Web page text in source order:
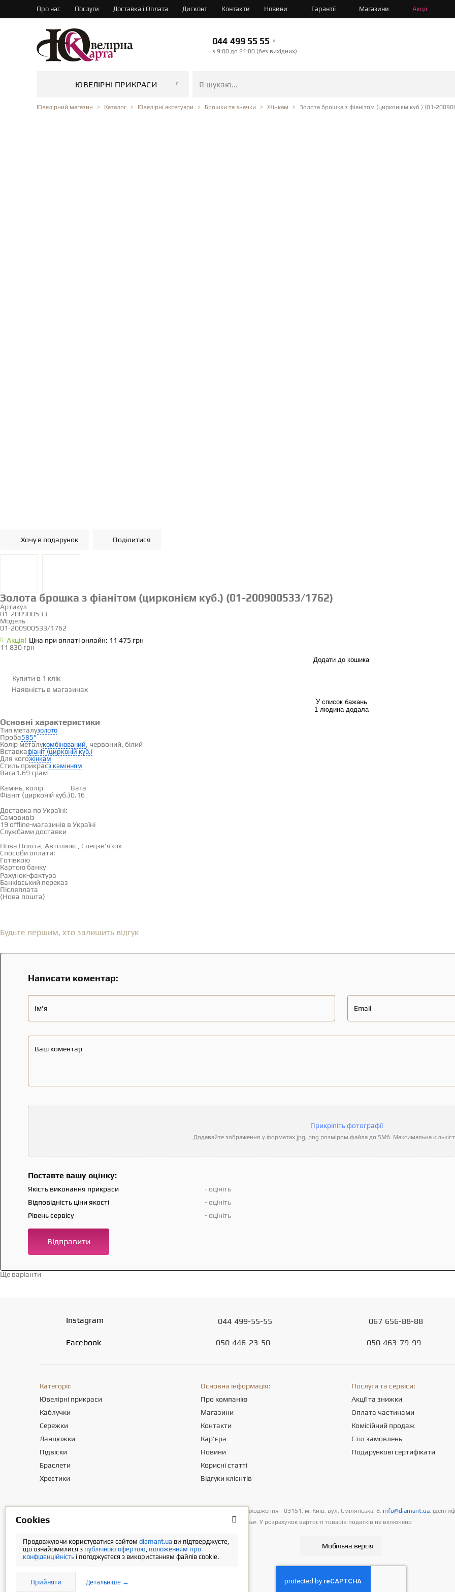
Про нас Послуги Доставка і Оплата Дисконт Контакти Новини Гарантії Магазини Акції
044 499 55 55
з 9:00 до 21:00 (без вихідних)
ЮВЕЛІРНІ ПРИКРАСИ
Ювелірний магазин Каталог Ювелірні аксесуари Брошки та значки Жінкам Золота брошка з фіанітом (цирконієм куб.) (01-
Хочу в подарунок Поділитися
Золота брошка з фіанітом (цирконієм куб.) (01-200900533/1762)
Артикул
01-200900533
Модель
01-200900533/1762
Акцiя! Ціна при оплаті онлайн: 11 475 грн
11 830 грн
Додати до кошика
Купити в 1 клік
Наявність в магазинах
У список бажань
1 людина додала
Основні характеристики
Тип металузолото
Проба585°
Колір металукомбінований , червоний, білий
Вставкафіаніт (цирконій куб.)
Для когожінкам
Стиль прикрасз камінням
Вага1.69 грам
Камінь, колір
Вага
Фіаніт (цирконій куб.)0.16
Доставка і оплата
Доставка по Україні:
Самовивіз
19 offline-магазинів в Україні
Службами доставки
Нова Пошта, Автолюкс, Спецзв'язок
Способи оплати:
Готівкою
Картою банку
Рахунок-фактура
Банківський переказ
Післяплата
(Нова пошта)
Будьте першим, хто залишить відгук
Написати коментар:
Ім'я Email
Ваш коментар
Прикріпіть фотографії
Додавайте зображення у форматах jpg, png розміром файла до 5Мб. Максимальна
Поставте вашу оцінку:
Якість виконання прикраси
- оцініть
Відповідність ціни якості
- оцініть
Рівень сервісу
- оцініть
Відправити
Ще варіанти
Instagram
Facebook
044 499-55-55
050 446-23-50
067 656-88-88
050 463-79-99
Категорії:
Ювелірні прикраси
Каблучки
Сережки
Ланцюжки
Підвіски
Браслети
Хрестики
Основна інформація:
Про компанію
Магазини
Контакти
Кар'єра
Новини
Корисні статті
Відгуки клієнтів
Послуги та сервіси:
Акції та знижки
Оплата частинами
Комісійний продаж
Стіл замовлень
Подарункові сертифікати
Товариство з обмеженою вiдповiдальнiстю «ПРИКРАСИ СВІТУ». Місцезнаходження - 03151, м. Київ, вул. Смілянська, 8, info@diamant.ua,
Інформація про вартість доставки міститься у розділі «Оплата та доставка». У розрахунок вартості товарів податків не включено
Мобільна версія
Сookies
Продовжуючи користуватися сайтом diamant.ua ви підтверджуєте,
що ознайомилися з публічною офертою, положенням про
конфіденційність і погоджуєтеся з використанням файлів cookie.
Прийняти Детальніше →